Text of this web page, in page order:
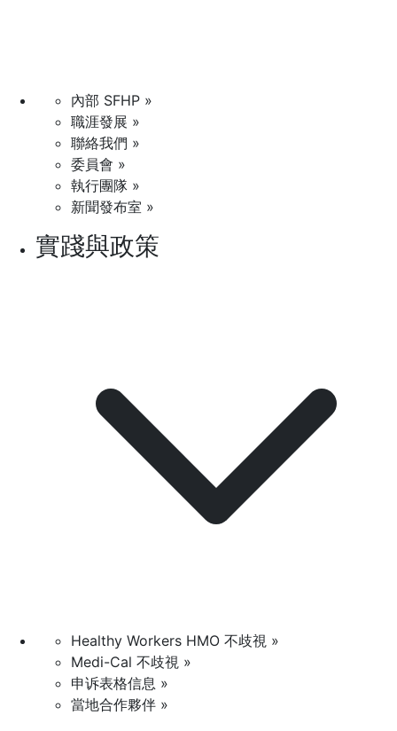
內部 SFHP »
職涯發展 »
聯絡我們 »
委員會 »
執行團隊 »
新聞發布室 »
實踐與政策
Healthy Workers HMO 不歧視 »
Medi-Cal 不歧視 »
申诉表格信息 »
當地合作夥伴 »